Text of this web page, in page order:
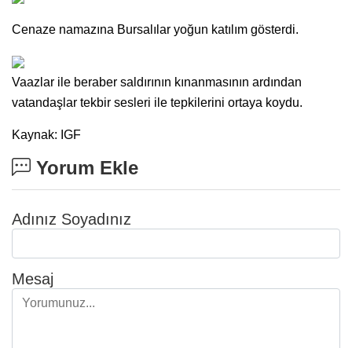
Cenaze namazına Bursalılar yoğun katılım gösterdi.
Vaazlar ile beraber saldırının kınanmasının ardından
vatandaşlar tekbir sesleri ile tepkilerini ortaya koydu.
Kaynak: IGF
Yorum Ekle
Adınız Soyadınız
Mesaj